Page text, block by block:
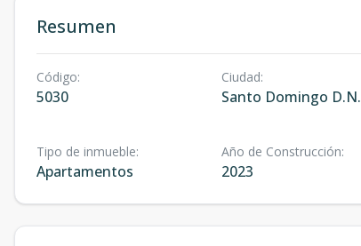
Resumen
Código:
5030
Ciudad:
Santo Domingo D.N.
Tipo de inmueble:
Apartamentos
Año de Construcción:
2023